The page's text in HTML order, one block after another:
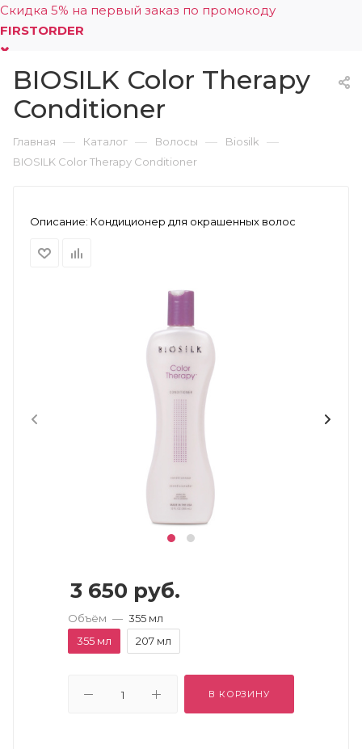
Скидка 5% на первый заказ по промокоду
FIRSTORDER
0
BIOSILK Color Therapy
Conditioner
Главная — Каталог — Волосы — Biosilk —
BIOSILK Color Therapy Conditioner
Описание: Кондиционер для окрашенных волос
3 650 руб.
Объём — 355 мл
355 мл
207 мл
В КОРЗИНУ